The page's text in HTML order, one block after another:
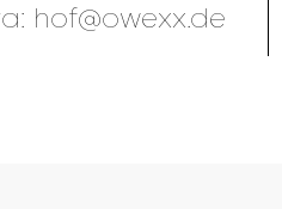
hof@owexx.de